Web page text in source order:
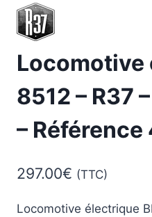
Locomotive
8512 – R37
– Référence
297.00€ (TTC)
Locomotive électrique